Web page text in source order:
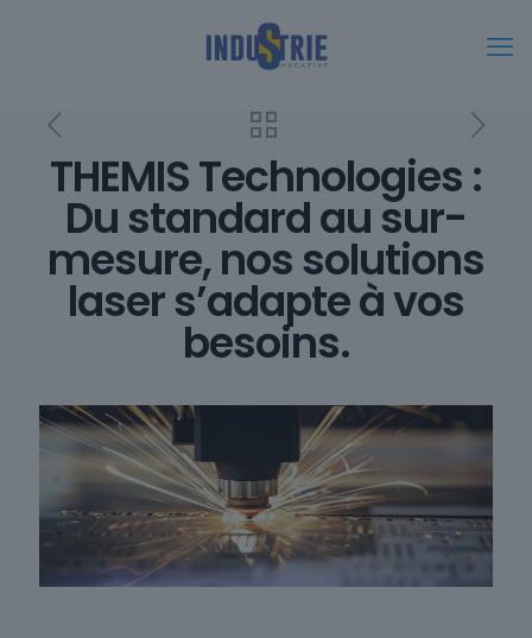
THEMIS Technologies :
Du standard au sur-
mesure, nos solutions
laser s’adapte à vos
besoins.